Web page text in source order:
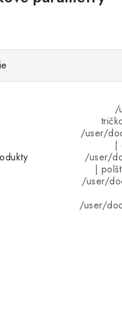
/
/user/
|
/user/
|
/user/
/user/